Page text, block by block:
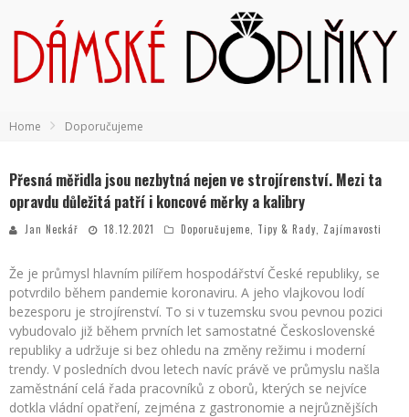
Home Doporučujeme
Přesná měřidla jsou nezbytná nejen ve strojírenství. Mezi ta
opravdu důležitá patří i koncové měrky a kalibry
Jan Neckář 18.12.2021 Doporučujeme Tipy & Rady Zajímavosti
Že je průmysl hlavním pilířem hospodářství České republiky, se
potvrdilo během pandemie koronaviru. A jeho vlajkovou lodí
bezesporu je strojírenství. To si v tuzemsku svou pevnou pozici
vybudovalo již během prvních let samostatné Československé
republiky a udržuje si bez ohledu na změny režimu i moderní
trendy. V posledních dvou letech navíc právě ve průmyslu našla
zaměstnání celá řada pracovníků z oborů, kterých se nejvíce
dotkla vládní opatření, zejména z gastronomie a nejrůznějších